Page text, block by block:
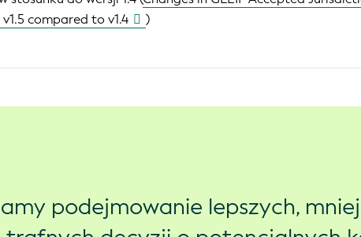
compared to v1.4
)
podejmowanie lepszych,